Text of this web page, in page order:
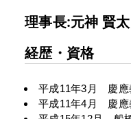
理事長:元神 賢太
経歴・資格
平成11年3月 慶應
平成11年4月 慶應